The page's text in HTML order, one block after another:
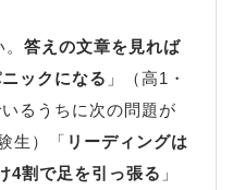
答えの文章を見れば
ックになる 」（高1・
るうちに次の問題が
生）「 リーディングは
4割で足を引っ張る 」